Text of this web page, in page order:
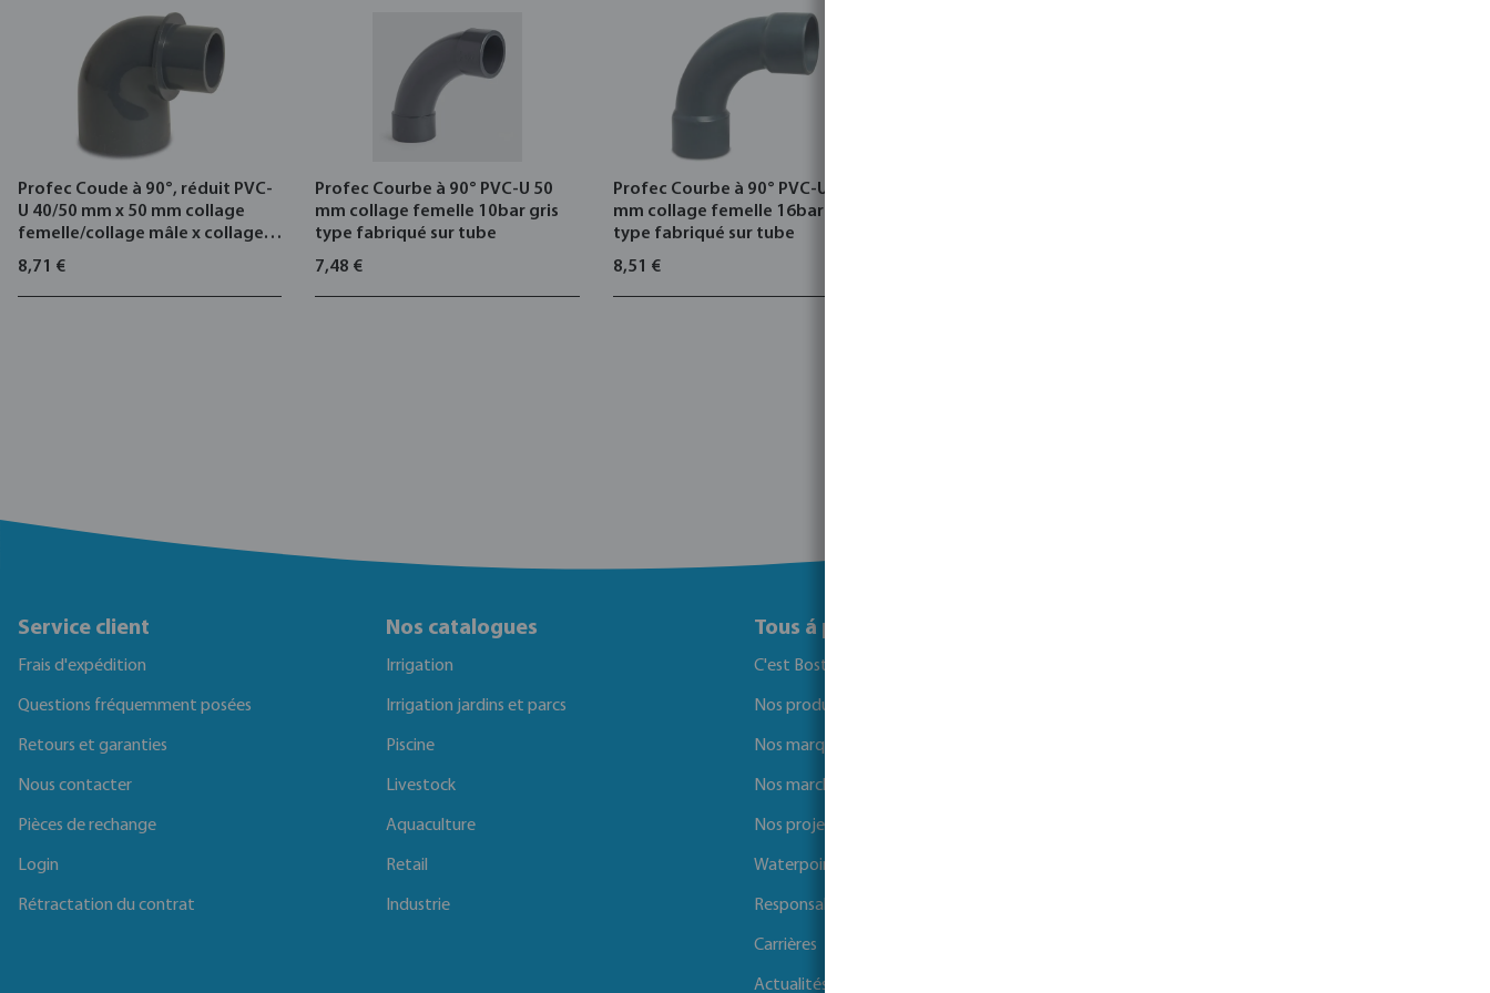
Profec Coude à 90°, réduit PVC-
U 40/50 mm x 50 mm collage
femelle/collage mâle x collage
femelle 10bar gris
8,71 €
Profec Courbe à 90° PVC-U 50
mm collage femelle 10bar gris
type fabriqué sur tube
7,48 €
Profec Courbe à 90° PVC-U 50
mm collage femelle 16bar gris
type fabriqué sur tube
8,51 €
Service client
Frais d'expédition
Questions fréquemment posées
Retours et garanties
Nous contacter
Pièces de rechange
Login
Rétractation du contrat
Nos catalogues
Irrigation
Irrigation jardins et parcs
Piscine
Livestock
Aquaculture
Retail
Industrie
Tous á propos de Bosta
C'est Bosta
Nos produits
Nos marques
Nos marchés
Nos projets
Waterpoints
Responsabilité sociale des entreprises
Carrières
Actualités